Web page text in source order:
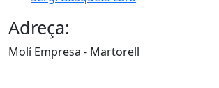
Adreça:
Molí Empresa - Martorell